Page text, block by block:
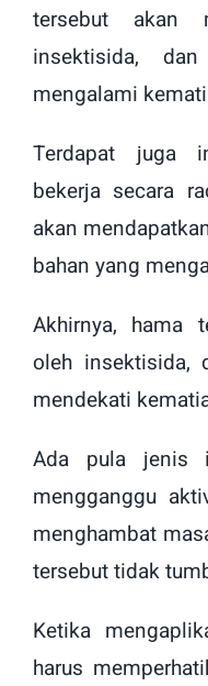
tersebut akan
insektisida,
mengalami
Terdapat juga
bekerja secara
akan
bahan yang
Akhirnya, hama
oleh insektisida,
mendekati
Ada pula jenis
mengganggu
menghambat
tersebut tidak
Ketika
harus